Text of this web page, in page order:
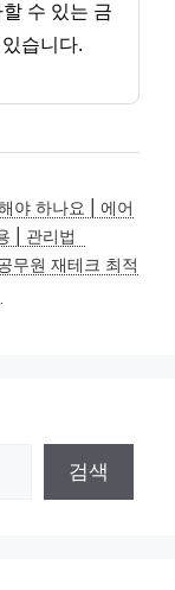
수 있는 금
습니다.
야 하나요 | 에어
| 관리법
무원 재테크 최적
검색